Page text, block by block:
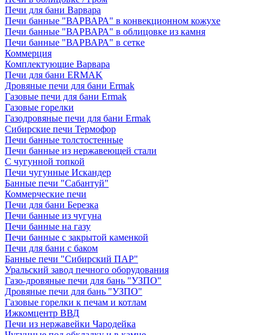
Печи для бани Варвара
Печи банные "ВАРВАРА" в конвекционном кожухе
Печи банные "ВАРВАРА" в облицовке из камня
Печи банные "ВАРВАРА" в сетке
Коммерция
Комплектующие Варвара
Печи для бани ERMAK
Дровяные печи для бани Ermak
Газовые печи для бани Ermak
Газовые горелки
Газодровяные печи для бани Ermak
Сибирские печи Термофор
Печи банные толстостенные
Печи банные из нержавеющей стали
С чугунной топкой
Печи чугунные Искандер
Банные печи "Сабантуй"
Коммерческие печи
Печи для бани Березка
Печи банные из чугуна
Печи банные на газу
Печи банные с закрытой каменкой
Печи для бани с баком
Банные печи "Сибирский ПАР"
Уральский завод печного оборудования
Газо-дровяные печи для бань "УЗПО"
Дровяные печи для бань "УЗПО"
Газовые горелки к печам и котлам
Ижкомцентр ВВД
Печи из нержавейки Чародейка